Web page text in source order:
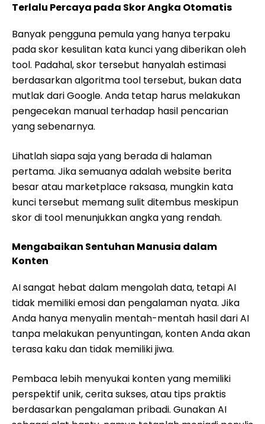
Terlalu Percaya pada Skor Angka Otomatis
Banyak pengguna pemula yang hanya terpaku
pada skor kesulitan kata kunci yang diberikan oleh
tool. Padahal, skor tersebut hanyalah estimasi
berdasarkan algoritma tool tersebut, bukan data
mutlak dari Google. Anda tetap harus melakukan
pengecekan manual terhadap hasil pencarian
yang sebenarnya.
Lihatlah siapa saja yang berada di halaman
pertama. Jika semuanya adalah website berita
besar atau marketplace raksasa, mungkin kata
kunci tersebut memang sulit ditembus meskipun
skor di tool menunjukkan angka yang rendah.
Mengabaikan Sentuhan Manusia dalam
Konten
AI sangat hebat dalam mengolah data, tetapi AI
tidak memiliki emosi dan pengalaman nyata. Jika
Anda hanya menyalin mentah-mentah hasil dari AI
tanpa melakukan penyuntingan, konten Anda akan
terasa kaku dan tidak memiliki jiwa.
Pembaca lebih menyukai konten yang memiliki
perspektif unik, cerita sukses, atau tips praktis
berdasarkan pengalaman pribadi. Gunakan AI